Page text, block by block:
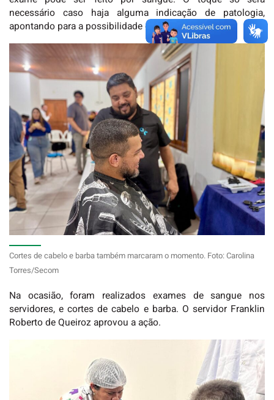
necessário caso haja alguma indicação de patologia,
apontando para a possibilidade de câncer”, esclarece.
Cortes de cabelo e barba também marcaram o momento. Foto: Carolina
Torres/Secom
Na ocasião, foram realizados exames de sangue nos
servidores, e cortes de cabelo e barba. O servidor Franklin
Roberto de Queiroz aprovou a ação.